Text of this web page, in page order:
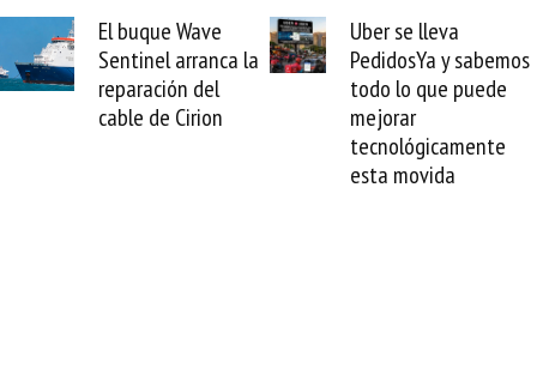
El buque Wave
Sentinel arranca la
reparación del
cable de Cirion
Uber se lleva
PedidosYa y sabemos
todo lo que puede
mejorar
tecnológicamente
esta movida